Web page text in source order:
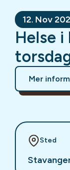
12. Nov
Helse
Mer
Sted